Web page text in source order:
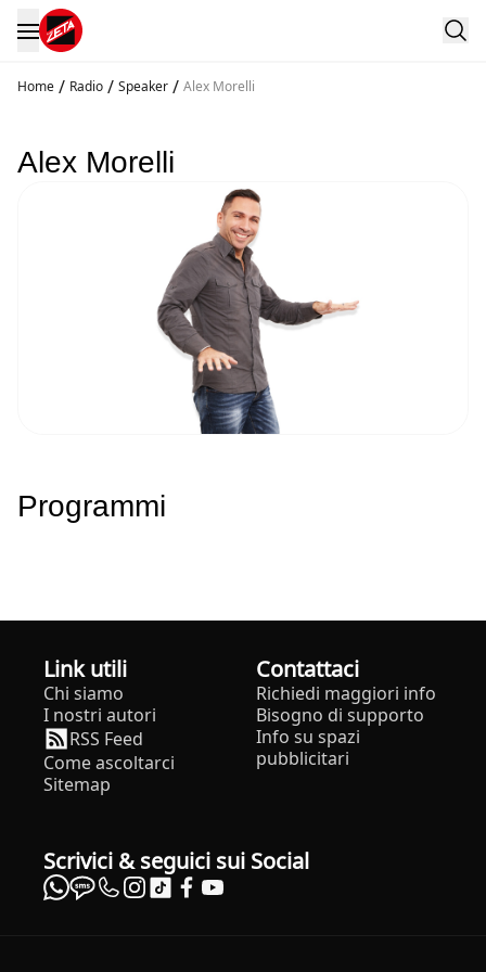
Home / Radio / Speaker / Alex Morelli
Alex Morelli
Programmi
Link utili
Chi siamo
I nostri autori
RSS Feed
Come ascoltarci
Sitemap
Contattaci
Richiedi maggiori info
Bisogno di supporto
Info su spazi
pubblicitari
Scrivici & seguici sui Social